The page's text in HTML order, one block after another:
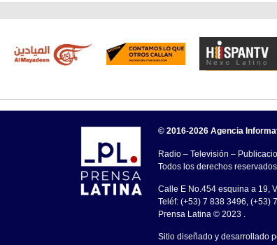
© 2016-2026 Agencia
Radio – Televisión –
Todos los derechos reservados.
Calle E No.454 esquina a 19,
Teléf: (+53) 7 838 3496, (+53)
Prensa Latina © 2023 .
Sitio diseñado y desarrollado